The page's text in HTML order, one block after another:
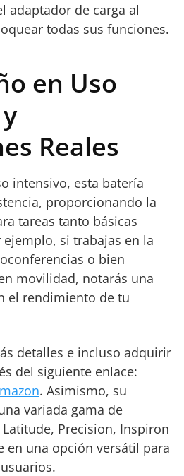
adaptador de carga al
todas sus funciones.
en Uso
Reales
intensivo, esta batería
proporcionando la
tareas tanto básicas
si trabajas en la
o bien
movilidad, notarás una
el rendimiento de tu
detalles e incluso adquirir
del siguiente enlace:
. Asimismo, su
variada gama de
Precision, Inspiron
en una opción versátil para